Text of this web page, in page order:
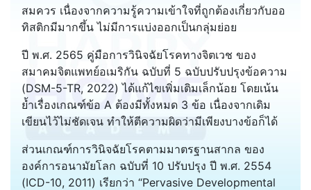
สมควร เนื่องจากความรู้ความเข้าใจที่ถูกต้องเกี่ยวกับออ
ทิสติกมีมากขึ้น ไม่มีการแบ่งออกเป็นกลุ่มย่อย
ปี พ.ศ. 2565 คู่มือการวินิจฉัยโรคทางจิตเวช ของ
สมาคมจิตแพทย์อเมริกัน ฉบับที่ 5 ฉบับปรับปรุงข้อความ
(DSM-5-TR, 2022) ได้แก้ไขเพิ่มเติมเล็กน้อย โดยเน้น
ย้ำเรื่องเกณฑ์ข้อ A ต้องมีทั้งหมด 3 ข้อ เนื่องจากเดิม
เขียนไว้ไม่ชัดเจน ทำให้ตีความผิดว่ามีเพียงบางข้อก็ได้
ส่วนเกณฑ์การวินิจฉัยโรคตามมาตรฐานสากล ของ
องค์การอนามัยโลก ฉบับที่ 10 ปรับปรุง ปี พ.ศ. 2554
(ICD-10, 2011) เรียกว่า “Pervasive Developmental